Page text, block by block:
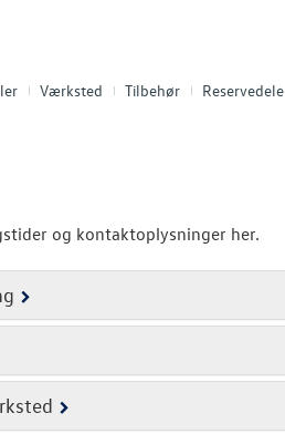
Værksted Tilbehør Reservedele
og kontaktoplysninger her.